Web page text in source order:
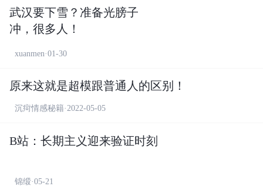
武汉要下雪？准备光膀子
冲，很多人！
xuanmen·01-30
原来这就是超模跟普通人的区别！
沉疴情感秘籍·2022-05-05
B站：长期主义迎来验证时刻
锦缎·05-21